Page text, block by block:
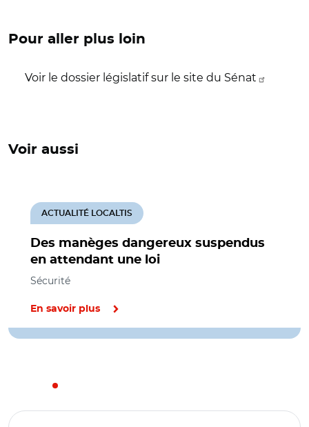
Pour aller plus loin
Voir le dossier législatif sur le site du Sénat
Voir aussi
Des manèges dangereux suspendus
en attendant une loi
ACTUALITÉ LOCALTIS
Sécurité
En savoir plus